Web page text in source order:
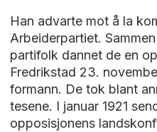
Han advarte mot å la
Arbeiderpartiet.
partifolk dannet de en
Fredrikstad 23.
formann. De tok blant
tesene. I januar 1921
opposisjonens